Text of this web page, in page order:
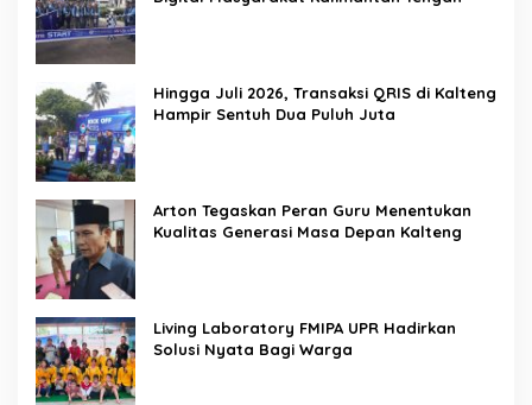
Hingga Juli 2026, Transaksi QRIS di Kalteng
Hampir Sentuh Dua Puluh Juta
Arton Tegaskan Peran Guru Menentukan
Kualitas Generasi Masa Depan Kalteng
Living Laboratory FMIPA UPR Hadirkan
Solusi Nyata Bagi Warga